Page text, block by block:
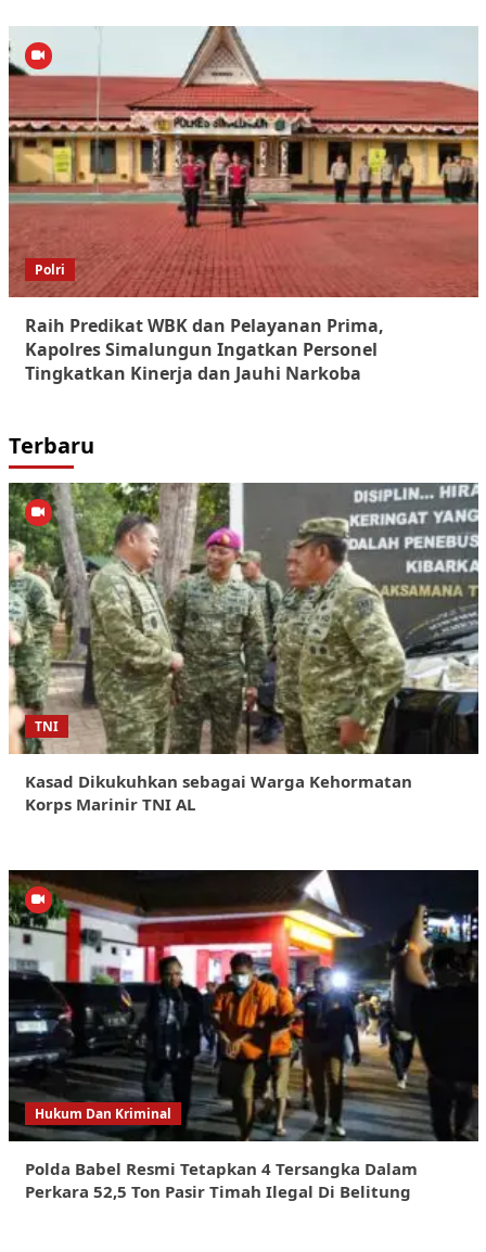
Polri
Raih Predikat WBK dan Pelayanan Prima,
Kapolres Simalungun Ingatkan Personel
Tingkatkan Kinerja dan Jauhi Narkoba
Terbaru
TNI
Kasad Dikukuhkan sebagai Warga Kehormatan
Korps Marinir TNI AL
Hukum Dan Kriminal
Polda Babel Resmi Tetapkan 4 Tersangka Dalam
Perkara 52,5 Ton Pasir Timah Ilegal Di Belitung